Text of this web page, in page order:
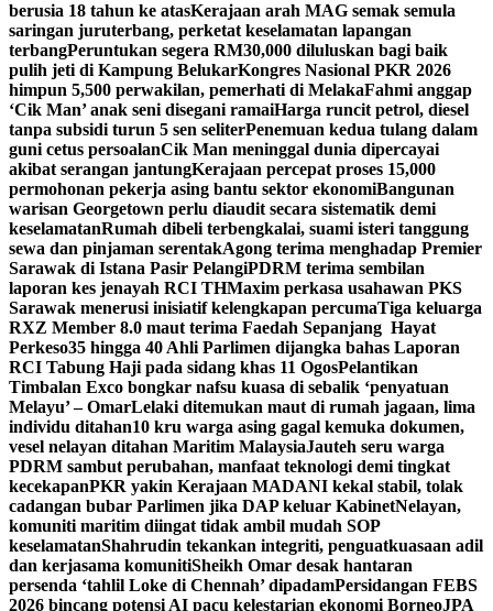
berusia 18 tahun ke atasKerajaan arah MAG semak semula
saringan juruterbang, perketat keselamatan lapangan
terbangPeruntukan segera RM30,000 diluluskan bagi baik
pulih jeti di Kampung BelukarKongres Nasional PKR 2026
himpun 5,500 perwakilan, pemerhati di MelakaFahmi anggap
‘Cik Man’ anak seni disegani ramaiHarga runcit petrol, diesel
tanpa subsidi turun 5 sen seliterPenemuan kedua tulang dalam
guni cetus persoalanCik Man meninggal dunia dipercayai
akibat serangan jantungKerajaan percepat proses 15,000
permohonan pekerja asing bantu sektor ekonomiBangunan
warisan Georgetown perlu diaudit secara sistematik demi
keselamatanRumah dibeli terbengkalai, suami isteri tanggung
sewa dan pinjaman serentakAgong terima menghadap Premier
Sarawak di Istana Pasir PelangiPDRM terima sembilan
laporan kes jenayah RCI THMaxim perkasa usahawan PKS
Sarawak menerusi inisiatif kelengkapan percumaTiga keluarga
RXZ Member 8.0 maut terima Faedah Sepanjang Hayat
Perkeso35 hingga 40 Ahli Parlimen dijangka bahas Laporan
RCI Tabung Haji pada sidang khas 11 OgosPelantikan
Timbalan Exco bongkar nafsu kuasa di sebalik ‘penyatuan
Melayu’ – OmarLelaki ditemukan maut di rumah jagaan, lima
individu ditahan10 kru warga asing gagal kemuka dokumen,
vesel nelayan ditahan Maritim MalaysiaJauteh seru warga
PDRM sambut perubahan, manfaat teknologi demi tingkat
kecekapanPKR yakin Kerajaan MADANI kekal stabil, tolak
cadangan bubar Parlimen jika DAP keluar KabinetNelayan,
komuniti maritim diingat tidak ambil mudah SOP
keselamatanShahrudin tekankan integriti, penguatkuasaan adil
dan kerjasama komunitiSheikh Omar desak hantaran
persenda ‘tahlil Loke di Chennah’ dipadamPersidangan FEBS
2026 bincang potensi AI pacu kelestarian ekonomi BorneoJPA